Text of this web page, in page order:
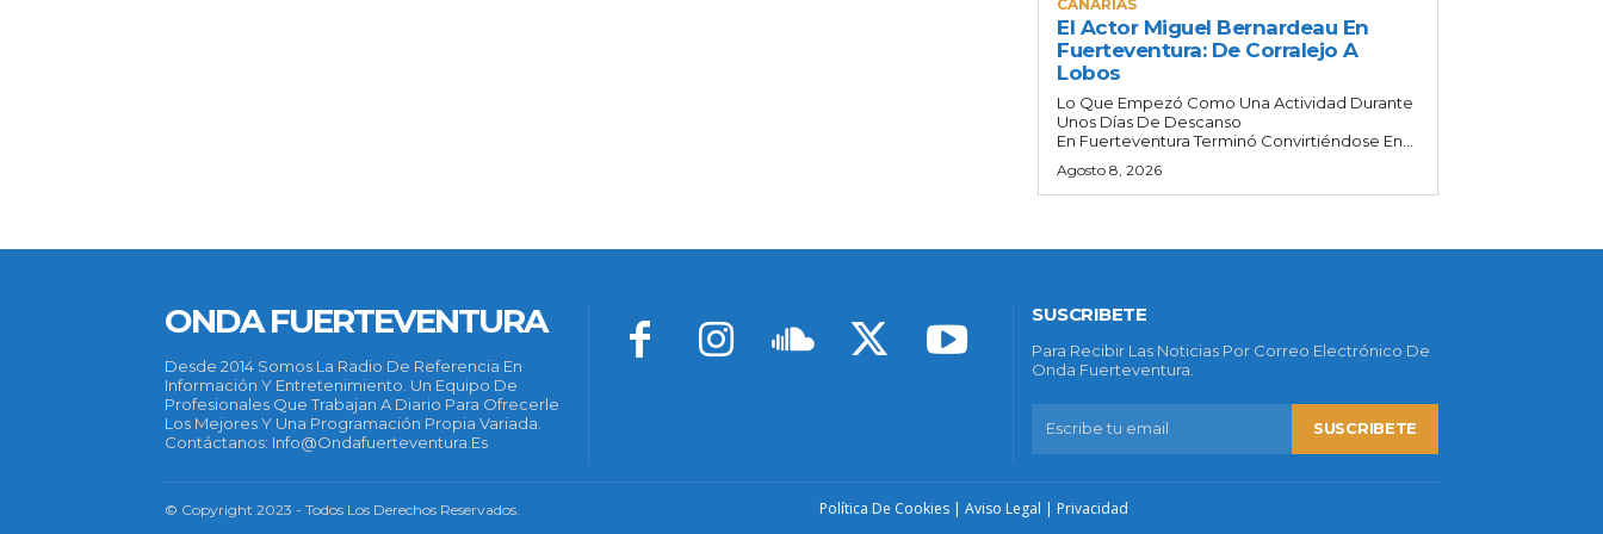
CANARIAS
El Actor Miguel Bernardeau En
Fuerteventura: De Corralejo A
Lobos
Lo Que Empezó Como Una Actividad Durante
Unos Días De Descanso
En Fuerteventura Terminó Convirtiéndose En...
Agosto 8, 2026
ONDA FUERTEVENTURA
Desde 2014 Somos La Radio De Referencia En
Información Y Entretenimiento. Un Equipo De
Profesionales Que Trabajan A Diario Para Ofrecerle
Los Mejores Y Una Programación Propia Variada.
Contáctanos: Info@ondafuerteventura.es
SUSCRIBETE
Para Recibir Las Noticias Por Correo Electrónico De
Onda Fuerteventura.
SUSCRIBETE
© Copyright 2023 - Todos Los Derechos Reservados. Política De Cookies | Aviso Legal | Privacidad